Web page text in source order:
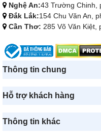
Nghệ An:43 Trường Chinh,
Đắk Lắk:154 Chu Văn An,
Cần Thơ: 285 Võ Văn Kiệt,
Thông tin chung
Hỗ trợ khách hàng
Thông tin khác